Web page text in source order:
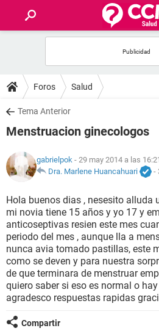
FOROS
SALUD
NUTRICIÓN
BIENESTAR
SEXUALIDAD
GLOSARIO
Foros Salud
Tema Anterior
Menstruacion ginecologos
gabrielpok - 29 may 2014 a las
Dra. Marlene Huancahuari
-
Hola buenos dias , nesesito alluda
mi novia tiene 15 años y yo 17 y
anticoseptivas resien este mes
periodo del mes , aunque lla a
nunca avia tomado pastillas, este
como se deven y para nuestra
de que terminara de menstruar
quiero saber si eso es normal o
agradesco respuestas rapidas
Compartir